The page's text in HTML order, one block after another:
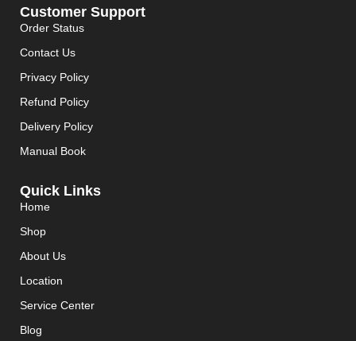
Customer Support
Order Status
Contact Us
Privacy Policy
Refund Policy
Delivery Policy
Manual Book
Quick Links
Home
Shop
About Us
Location
Service Center
Blog